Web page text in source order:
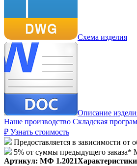
Схема изделия
Описание
Наше производство Складская
₽ Узнать стоимость
Предоставляется в зависимости от
5% от суммы предыдущего
Артикул: МФ 1.2021